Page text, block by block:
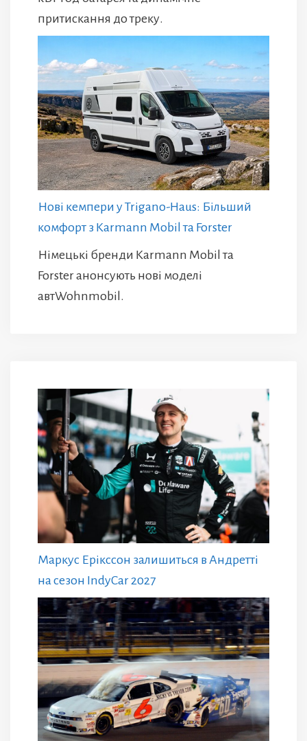
притискання до треку.
Нові кемпери у Trigano-Haus: Більший
комфорт з Karmann Mobil та Forster
Німецькі бренди Karmann Mobil та
Forster анонсують нові моделі
автWohnmobil.
Маркус Ерікссон залишиться в Андретті
на сезон IndyCar 2027